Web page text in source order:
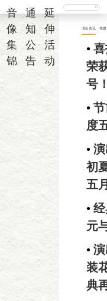
音
像
集
锦
通
知
公
告
延
伸
活
动
演出资讯 党建
•
荣
号
•
度
•
初
五
•
元
•
装
典